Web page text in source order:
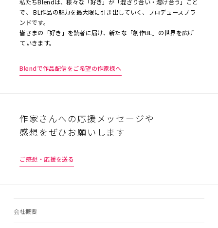
私たちBlendは、様々な「好き」が「混ざり合い・溶け合う」こと
で、 BL作品の魅力を最大限に引き出していく、プロデュースブラ
ンドです。
皆さまの「好き」を読者に届け、新たな「創作BL」の世界を広げ
ていきます。
Blendで作品配信をご希望の作家様へ
作家さんへの応援メッセージや
感想をぜひお願いします
ご感想・応援を送る
会社概要